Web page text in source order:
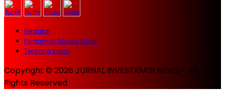
Redaksi
Pedoman Media Siber
Tentang kami
Copyright © 2026 JURNAL INVESTIGASI NEWS - All
Rights Reserved